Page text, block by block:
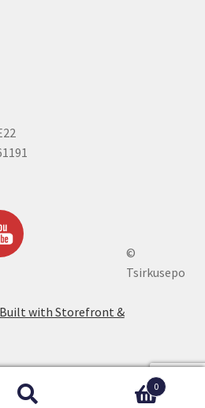
©
Tsirkusepo
Built with Storefront &
0